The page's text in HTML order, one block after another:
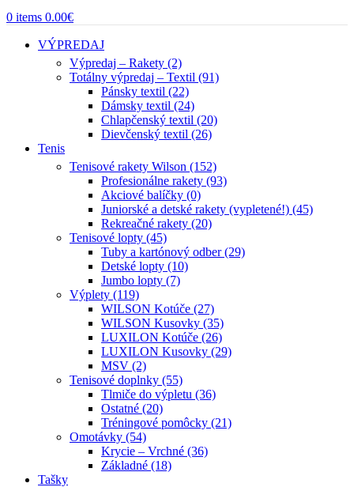
0 items 0.00€
VÝPREDAJ
Výpredaj – Rakety (2)
Totálny výpredaj – Textil (91)
Pánsky textil (22)
Dámsky textil (24)
Chlapčenský textil (20)
Dievčenský textil (26)
Tenis
Tenisové rakety Wilson (152)
Profesionálne rakety (93)
Akciové balíčky (0)
Juniorské a detské rakety (vypletené!) (45)
Rekreačné rakety (20)
Tenisové lopty (45)
Tuby a kartónový odber (29)
Detské lopty (10)
Jumbo lopty (7)
Výplety (119)
WILSON Kotúče (27)
WILSON Kusovky (35)
LUXILON Kotúče (26)
LUXILON Kusovky (29)
MSV (2)
Tenisové doplnky (55)
Tlmiče do výpletu (36)
Ostatné (20)
Tréningové pomôcky (21)
Omotávky (54)
Krycie – Vrchné (36)
Základné (18)
Tašky